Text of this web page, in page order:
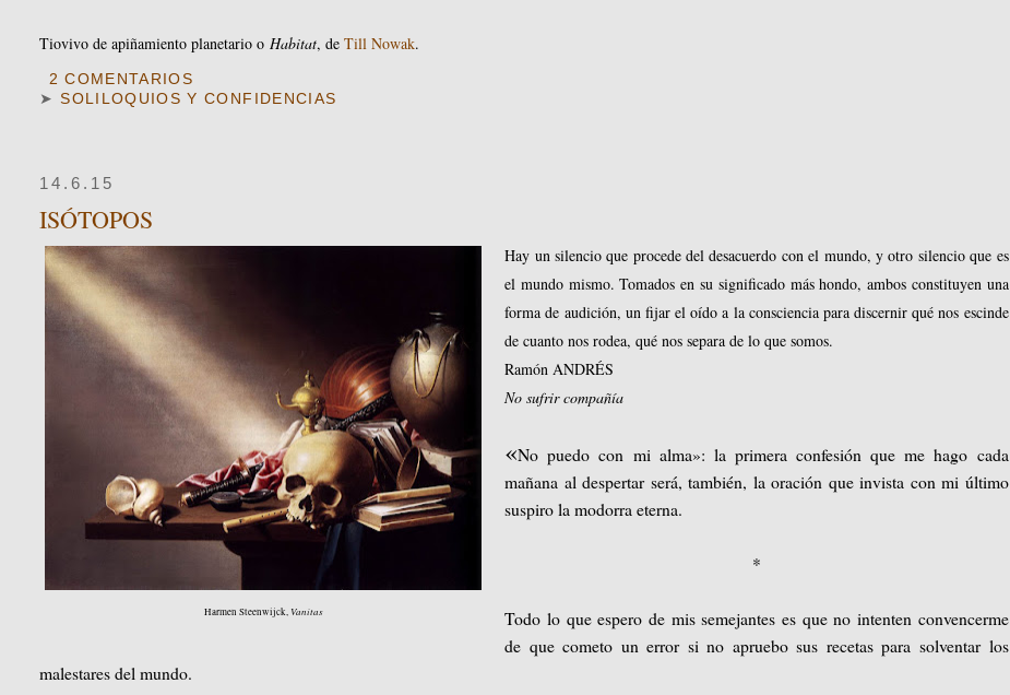
Tiovivo de apiñamiento planetario oHabitat, deTill Nowak.
2 COMENTARIOS
➤SOLILOQUIOS Y CONFIDENCIAS
14.6.15
ISÓTOPOS
Harmen Steenwijck, Vanitas
Hay un silencio que procede del desacuerdo con el mundo, y otro silencio que es
el mundo mismo. Tomados en su significado más hondo, ambos constituyen una
forma de audición, un fijar el oído a la consciencia para discernir qué nos escinde
de cuanto nos rodea, qué nos separa de lo que somos.
Ramón ANDRÉS
No sufrir compañía
«No puedo con mi alma»: la primera confesión que me hago cada
mañana al despertar será, también, la oración que invista con mi último
suspiro la modorra eterna.
*
Todo lo que espero de mis semejantes es que no intenten convencerme
de que cometo un error si no apruebo sus recetas para solventar los
malestares del mundo.